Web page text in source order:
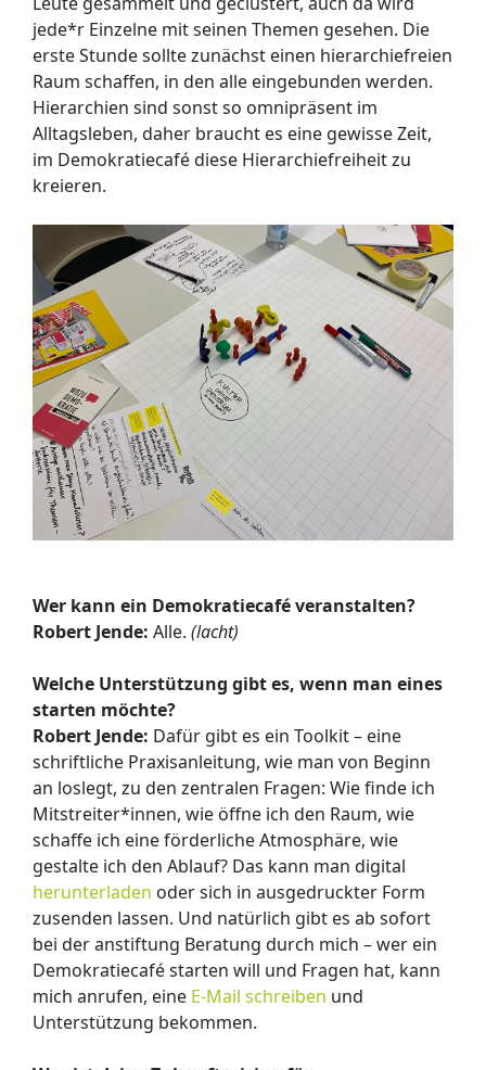
jede*r Einzelne mit seinen Themen gesehen. Die
erste Stunde sollte zunächst einen hierarchiefreien
Raum schaffen, in den alle eingebunden werden.
Hierarchien sind sonst so omnipräsent im
Alltagsleben, daher braucht es eine gewisse Zeit,
im Demokratiecafé diese Hierarchiefreiheit zu
kreieren.
Wer kann ein Demokratiecafé veranstalten?
Robert Jende: Alle. (lacht)
Welche Unterstützung gibt es, wenn man eines
starten möchte?
Robert Jende: Dafür gibt es ein Toolkit – eine
schriftliche Praxisanleitung, wie man von Beginn
an loslegt, zu den zentralen Fragen: Wie finde ich
Mitstreiter*innen, wie öffne ich den Raum, wie
schaffe ich eine förderliche Atmosphäre, wie
gestalte ich den Ablauf? Das kann man digital
herunterladen oder sich in ausgedruckter Form
zusenden lassen. Und natürlich gibt es ab sofort
bei der anstiftung Beratung durch mich – wer ein
Demokratiecafé starten will und Fragen hat, kann
mich anrufen, eine E-Mail schreiben und
Unterstützung bekommen.